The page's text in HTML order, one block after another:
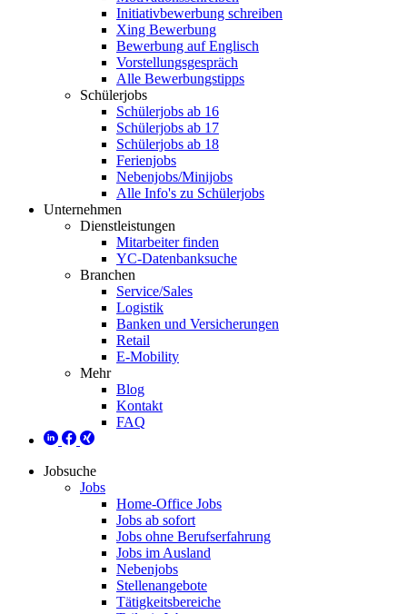
Initiativbewerbung schreiben
Xing Bewerbung
Bewerbung auf Englisch
Vorstellungsgespräch
Alle Bewerbungstipps
Schülerjobs
Schülerjobs ab 16
Schülerjobs ab 17
Schülerjobs ab 18
Ferienjobs
Nebenjobs/Minijobs
Alle Info's zu Schülerjobs
Unternehmen
Dienstleistungen
Mitarbeiter finden
YC-Datenbanksuche
Branchen
Service/Sales
Logistik
Banken und Versicherungen
Retail
E-Mobility
Mehr
Blog
Kontakt
FAQ
Jobsuche
Jobs
Home-Office Jobs
Jobs ab sofort
Jobs ohne Berufserfahrung
Jobs im Ausland
Nebenjobs
Stellenangebote
Tätigkeitsbereiche